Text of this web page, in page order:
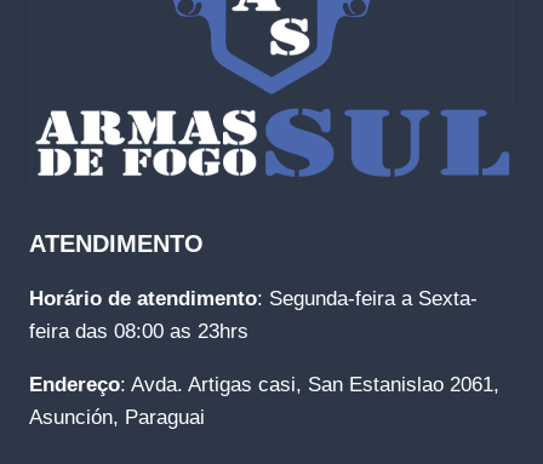
ATENDIMENTO
Horário de atendimento: Segunda-feira a Sexta-
feira das 08:00 as 23hrs
Endereço: Avda. Artigas casi, San Estanislao 2061,
Asunción, Paraguai